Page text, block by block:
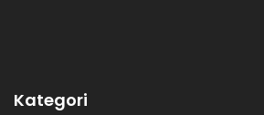
Kategori